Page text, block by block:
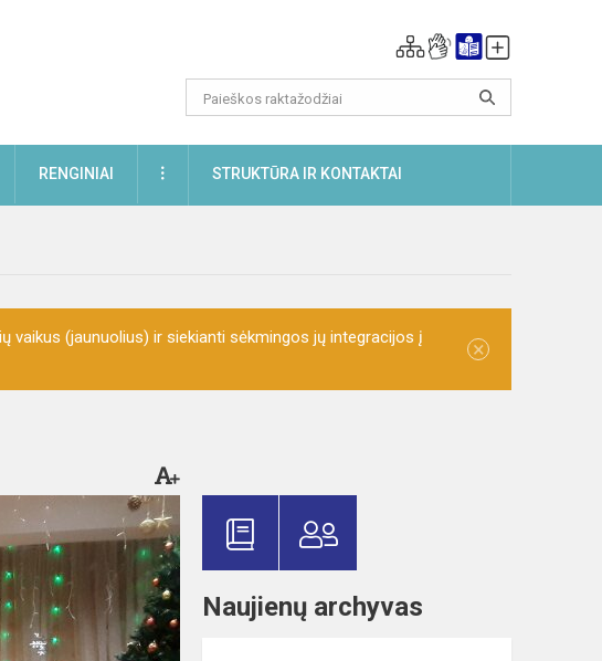
RENGINIAI DAUGIAUSTRUKTŪRA IR KONTAKTAI
vaikus (jaunuolius) ir siekianti sėkmingos jų integracijos į
×
Naujienų archyvas